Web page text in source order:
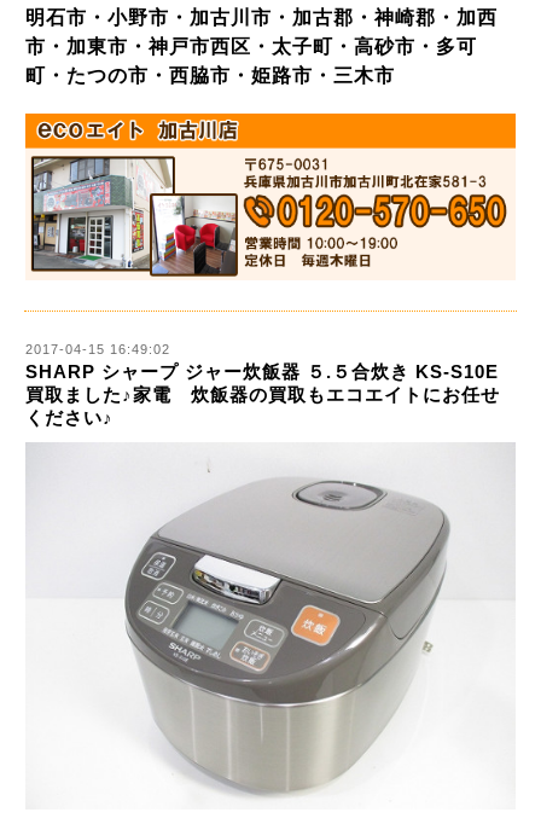
明石市・小野市・加古川市・加古郡・神崎郡・加西
市・加東市・神戸市西区・太子町・高砂市・多可
町・たつの市・西脇市・姫路市・三木市
2017-04-15 16:49:02
SHARP シャープ ジャー炊飯器 ５.５合炊き KS-S10E
買取ました♪家電 炊飯器の買取もエコエイトにお任せ
ください♪